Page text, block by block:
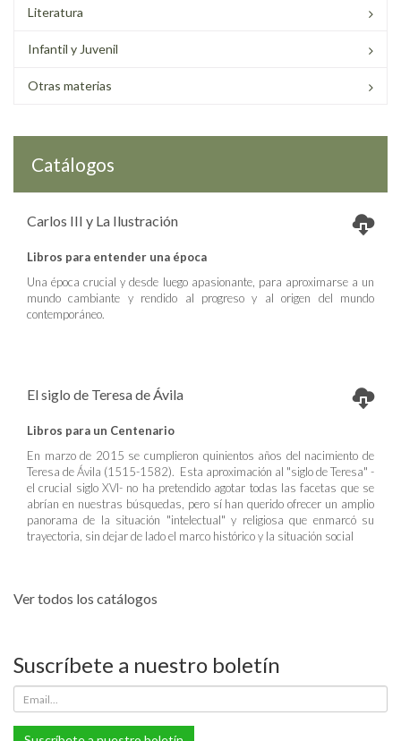
Literatura
Infantil y Juvenil
Otras materias
Catálogos
Carlos III y La Ilustración
Libros para entender una época
Una época crucial y desde luego apasionante, para aproximarse a un
mundo cambiante y rendido al progreso y al origen del mundo
contemporáneo.
El siglo de Teresa de Ávila
Libros para un Centenario
En marzo de 2015 se cumplieron quinientos años del nacimiento de
Teresa de Ávila (1515-1582). Esta aproximación al "siglo de Teresa" -
el crucial siglo XVI- no ha pretendido agotar todas las facetas que se
abrían en nuestras búsquedas, pero sí han querido ofrecer un amplio
panorama de la situación "intelectual" y religiosa que enmarcó su
trayectoria, sin dejar de lado el marco histórico y la situación social
Ver todos los catálogos
Suscríbete a nuestro boletín